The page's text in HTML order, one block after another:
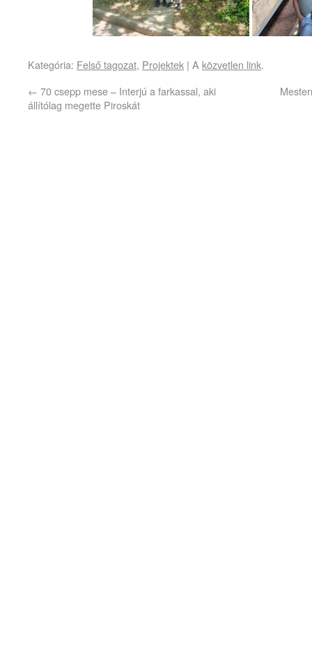
Kategória: Felső tagozat, Projektek | A közvetlen link.
← 70 csepp mese – Interjú a farkassal, aki
állítólag megette Piroskát